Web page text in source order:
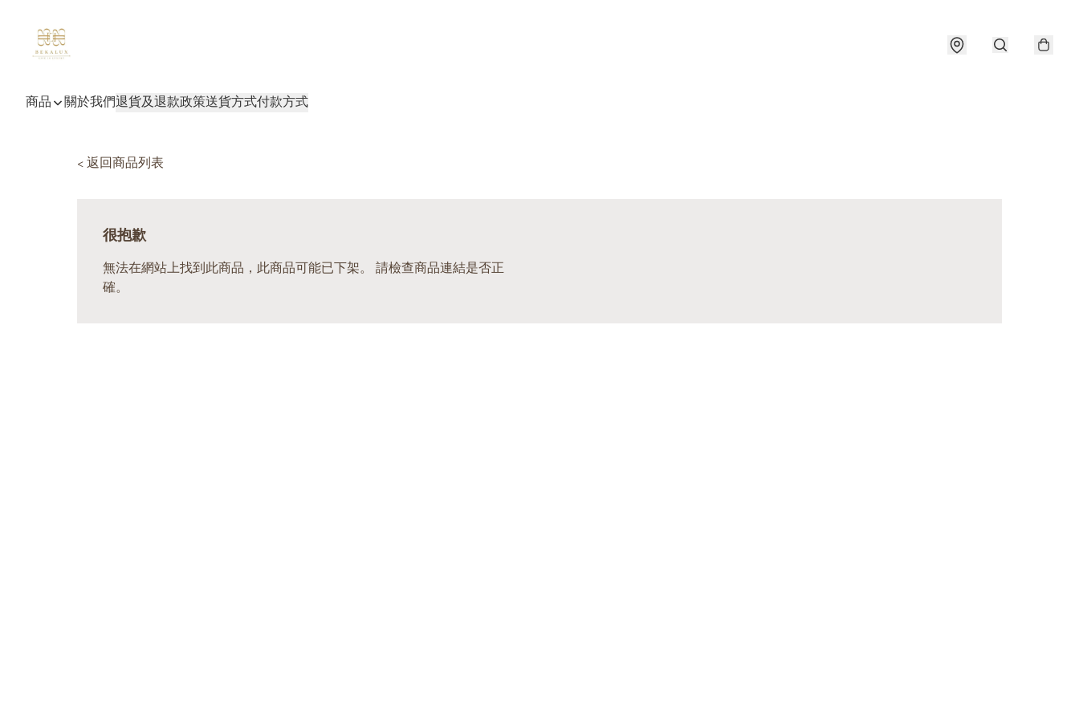
商品 關於我們退貨及退款政策送貨方式付款方式
< 返回商品列表
很抱歉
無法在網站上找到此商品，此商品可能已下架。 請檢查商品連結是否正
確。